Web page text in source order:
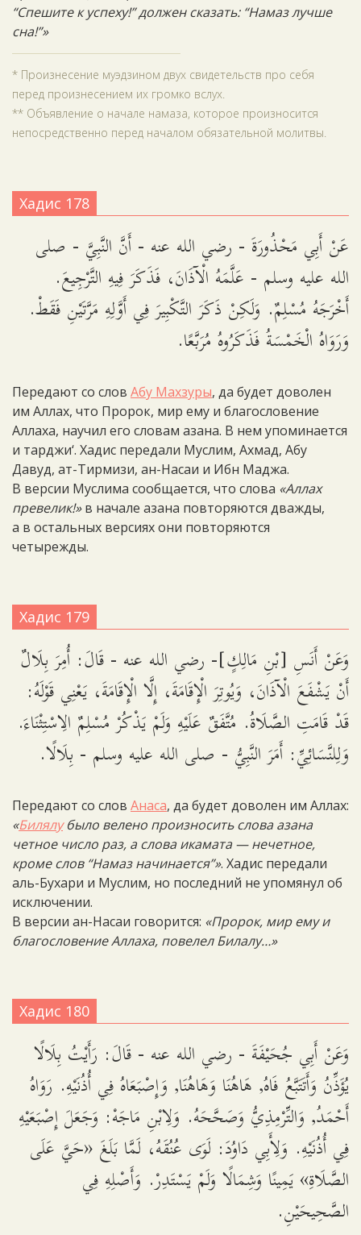
“Спешите к успеху!” должен сказать: “Намаз лучше
сна!”»
* Произнесение муэдзином двух свидетельств про себя
перед произнесением их громко вслух.
** Объявление о начале намаза, которое произносится
непосредственно перед началом обязательной молитвы.
Хадис 178
عَنْ أَبِي مَحْذُورَةَ - رضي الله عنه - أَنَّ النَّبِيَّ - صلى
الله عليه وسلم - عَلَّمَهُ الْآذَانَ، فَذَكَرَ فِيهِ التَّرْجِيعَ.
أَخْرَجَهُ مُسْلِمٌ. وَلَكِنْ ذَكَرَ التَّكْبِيرَ فِي أَوَّلِهِ مَرَّتَيْنِ فَقَطْ.
وَرَوَاهُ الْخَمْسَةُ فَذَكَرُوهُ مُرَبَّعًا.
Передают со слов Абу Махзуры, да будет доволен
им Аллах, что Пророк, мир ему и благословение
Аллаха, научил его словам азана. В нем упоминается
и тарджи‘. Хадис передали Муслим, Ахмад, Абу
Давуд, ат-Тирмизи, ан-Насаи и Ибн Маджа.
В версии Муслима сообщается, что слова «Аллах
превелик!»в начале азана повторяются дважды,
а в остальных версиях они повторяются
четырежды.
Хадис 179
وَعَنْ أَنَسِ [بْنِ مَالِكٍ]- رضي الله عنه - قَالَ: أُمِرَ بِلَالٌ
أَنْ يَشْفَعَ الْآذَانَ، وَيُوتِرَ الْإِقَامَةَ، إِلَّا الْإِقَامَةَ، يَعْنِي قَوْلَهُ:
قَدْ قَامَتِ الصَّلَاةُ. مُتَّفَقٌ عَلَيْهِ وَلَمْ يَذْكُرْ مُسْلِمٌ الِاسْتِثْنَاءَ.
وَلِلنَّسَائِيِّ: أَمَرَ النَّبِيُّ - صلى الله عليه وسلم - بِلَالًا.
Передают со слов Анаса, да будет доволен им Аллах:
«Билялубыло велено произносить слова азана
четное число раз, а слова икамата — нечетное,
кроме слов “Намаз начинается”». Хадис передали
аль-Бухари и Муслим, но последний не упомянул об
исключении.
В версии ан-Насаи говорится: «Пророк, мир ему и
благословение Аллаха, повелел Билалу…»
Хадис 180
وَعَنْ أَبِي جُحَيْفَةَ - رضي الله عنه - قَالَ: رَأَيْتُ بِلَالًا
يُؤَذِّنُ وَأَتَتَبَّعُ فَاهُ, هَاهُنَا وَهَاهُنَا, وَإِصْبَعَاهُ فِي أُذُنَيْهِ. رَوَاهُ
أَحْمَدُ, وَالتِّرْمِذِيُّ وَصَحَّحَهُ. وَلِابْنِ مَاجَهْ: وَجَعَلَ إِصْبَعَيْهِ
فِي أُذُنَيْهِ. وَلِأَبِي دَاوُدَ: لَوَى عُنُقَهُ، لَمَّا بَلَغَ «حَيَّ عَلَى
الصَّلَاةِ» يَمِينًا وَشِمَالًا وَلَمْ يَسْتَدِرْ. وَأَصْلِهِ فِي
الصَّحِيحَيْنِ.